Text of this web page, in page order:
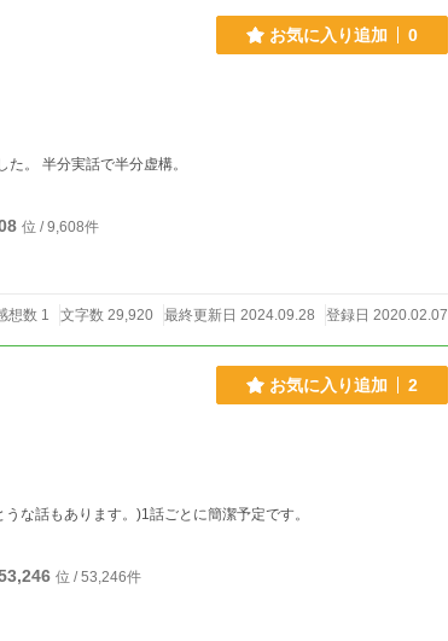
お気に入り追加 0
。 半分実話で半分虚構。
位 / 9,608件
想数 1 文字数 29,920 最終更新日 2024.09.28 登録日 2020.02.07
お気に入り追加 2
な話もあります。)1話ごとに簡潔予定です。
位 / 53,246件